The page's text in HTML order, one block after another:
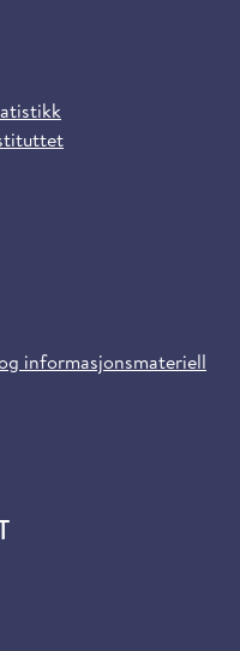
informasjonsmateriell